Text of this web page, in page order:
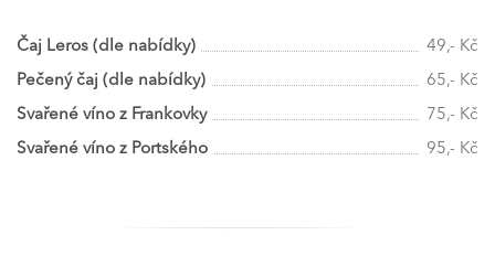
Čaj Leros (dle nabídky) 49,- Kč
Pečený čaj (dle nabídky) 65,- Kč
Svařené víno z Frankovky 75,- Kč
Svařené víno z Portského 95,- Kč